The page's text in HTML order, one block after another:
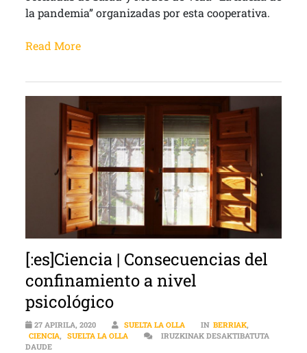
la pandemia” organizadas por esta cooperativa.
Read More
[:es]Ciencia | Consecuencias del
confinamiento a nivel
psicológico
27 APIRILA, 2020 SUELTA LA OLLA IN BERRIAK,
CIENCIA, SUELTA LA OLLA
IRUZKINAK DESAKTIBATUTA
DAUDE[:ES]CIENCIA | CONSECUENCIAS DEL CONFINAMIENTO A NIVEL